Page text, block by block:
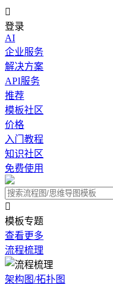

登录
AI
企业服务
解决方案
API服务
推荐
模板社区
价格
入门教程
知识社区
免费使用

模板专题
查看更多
流程梳理
架构图/拓扑图